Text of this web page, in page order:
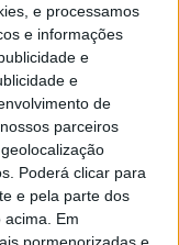
e processamos
e informações
e
e
de
parceiros
Poderá clicar para
e pela parte dos
Em
e demais desportos